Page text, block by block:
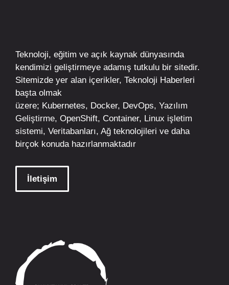
Teknoloji, eğitim ve açık kaynak dünyasında
kendimizi geliştirmeye adamış tutkulu bir sitedir.
Sitemizde yer alan içerikler, Teknoloji Haberleri
başta olmak
üzere; Kubernetes, Docker, DevOps, Yazılım
Geliştirme, OpenShift, Container, Linux işletim
sistemi, Veritabanları, Ağ teknolojileri ve daha
birçok konuda hazırlanmaktadır
İletişim